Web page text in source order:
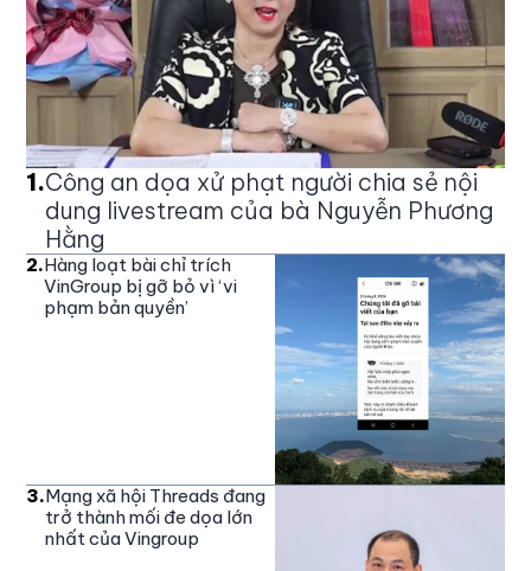
1.Công an dọa xử phạt người chia sẻ nội
dung livestream của bà Nguyễn Phương
Hằng
2.Hàng loạt bài chỉ trích
VinGroup bị gỡ bỏ vì ‘vi
phạm bản quyền’
3.Mạng xã hội Threads đang
trở thành mối đe dọa lớn
nhất của Vingroup